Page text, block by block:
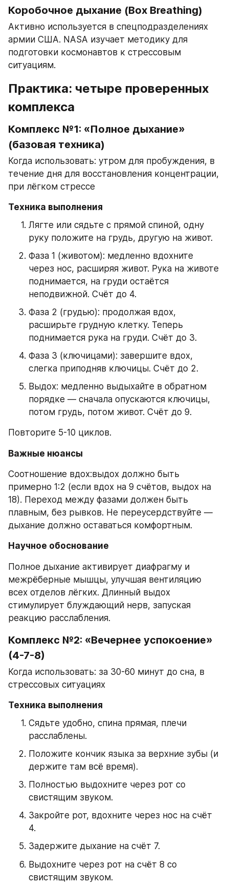
Коробочное дыхание (Box Breathing)
Активно используется в спецподразделениях
армии США. NASA изучает методику для
подготовки космонавтов к стрессовым
ситуациям.
Практика: четыре проверенных
комплекса
Комплекс №1: «Полное дыхание»
(базовая техника)
Когда использовать: утром для пробуждения, в
течение дня для восстановления концентрации,
при лёгком стрессе
Техника выполнения
Лягте или сядьте с прямой спиной, одну
руку положите на грудь, другую на живот.
Фаза 1 (животом): медленно вдохните
через нос, расширяя живот. Рука на животе
поднимается, на груди остаётся
неподвижной. Счёт до 4.
Фаза 2 (грудью): продолжая вдох,
расширьте грудную клетку. Теперь
поднимается рука на груди. Счёт до 3.
Фаза 3 (ключицами): завершите вдох,
слегка приподняв ключицы. Счёт до 2.
Выдох: медленно выдыхайте в обратном
порядке — сначала опускаются ключицы,
потом грудь, потом живот. Счёт до 9.
Повторите 5-10 циклов.
Важные нюансы
Соотношение вдох:выдох должно быть
примерно 1:2 (если вдох на 9 счётов, выдох на
18). Переход между фазами должен быть
плавным, без рывков. Не переусердствуйте —
дыхание должно оставаться комфортным.
Научное обоснование
Полное дыхание активирует диафрагму и
межрёберные мышцы, улучшая вентиляцию
всех отделов лёгких. Длинный выдох
стимулирует блуждающий нерв, запуская
реакцию расслабления.
Комплекс №2: «Вечернее успокоение»
(4-7-8)
Когда использовать: за 30-60 минут до сна, в
стрессовых ситуациях
Техника выполнения
Сядьте удобно, спина прямая, плечи
расслаблены.
Положите кончик языка за верхние зубы (и
держите там всё время).
Полностью выдохните через рот со
свистящим звуком.
Закройте рот, вдохните через нос на счёт
4.
Задержите дыхание на счёт 7.
Выдохните через рот на счёт 8 со
свистящим звуком.